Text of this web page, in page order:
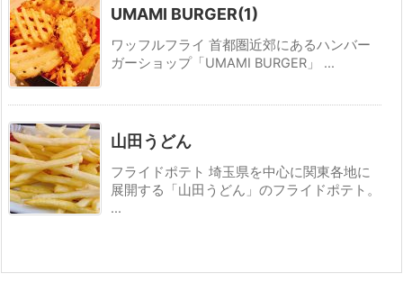
UMAMI BURGER(1)
ワッフルフライ 首都圏近郊にあるハンバー
ガーショップ「UMAMI BURGER」 ...
山田うどん
フライドポテト 埼玉県を中心に関東各地に
展開する「山田うどん」のフライドポテト。
...